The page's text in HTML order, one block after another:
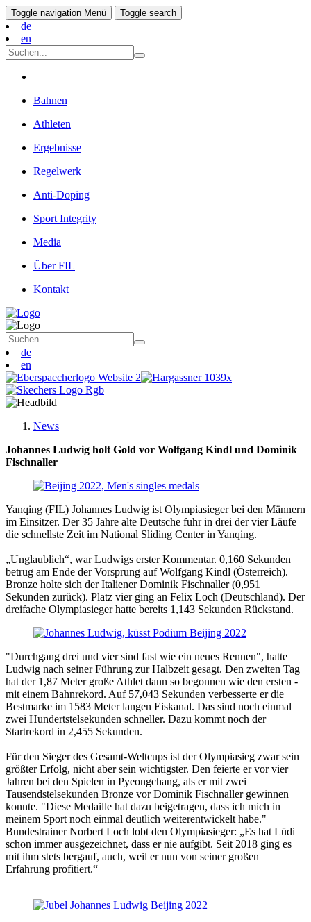
Toggle navigation Menü Toggle search
de
en
Bahnen
Athleten
Ergebnisse
Regelwerk
Anti-Doping
Sport Integrity
Media
Über FIL
Kontakt
de
en
News
Johannes Ludwig holt Gold vor Wolfgang Kindl und Dominik
Fischnaller
Yanqing (FIL) Johannes Ludwig ist Olympiasieger bei den Männern
im Einsitzer. Der 35 Jahre alte Deutsche fuhr in drei der vier Läufe
die schnellste Zeit im National Sliding Center in Yanqing.
„Unglaublich“, war Ludwigs erster Kommentar. 0,160 Sekunden
betrug am Ende der Vorsprung auf Wolfgang Kindl (Österreich).
Bronze holte sich der Italiener Dominik Fischnaller (0,951
Sekunden zurück). Platz vier ging an Felix Loch (Deutschland). Der
dreifache Olympiasieger hatte bereits 1,143 Sekunden Rückstand.
"Durchgang drei und vier sind fast wie ein neues Rennen", hatte
Ludwig nach seiner Führung zur Halbzeit gesagt. Den zweiten Tag
hat der 1,87 Meter große Athlet dann so begonnen wie den ersten -
mit einem Bahnrekord. Auf 57,043 Sekunden verbesserte er die
Bestmarke im 1583 Meter langen Eiskanal. Das sind noch einmal
zwei Hundertstelsekunden schneller. Dazu kommt noch der
Startrekord in 2,455 Sekunden.
Für den Sieger des Gesamt-Weltcups ist der Olympiasieg zwar sein
größter Erfolg, nicht aber sein wichtigster. Den feierte er vor vier
Jahren bei den Spielen in Pyeongchang, als er mit zwei
Tausendstelsekunden Bronze vor Dominik Fischnaller gewinnen
konnte. "Diese Medaille hat dazu beigetragen, dass ich mich in
meinem Sport noch einmal deutlich weiterentwickelt habe."
Bundestrainer Norbert Loch lobt den Olympiasieger: „Es hat Lüdi
schon immer ausgezeichnet, dass er nie aufgibt. Seit 2018 ging es
mit ihm stets bergauf, auch, weil er nun von seiner großen
Erfahrung profitiert.“